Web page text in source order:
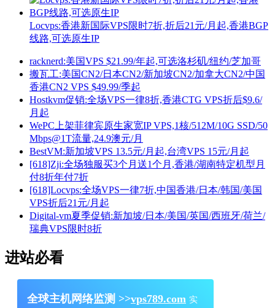
Locvps:香港新国际VPS限时7折,折后21元/月起,香港BGP
线路,可选原生IP
racknerd:美国VPS $21.99/年起,可选洛杉矶/纽约/芝加哥
搬瓦工:美国CN2/日本CN2/新加坡CN2/加拿大CN2/中国
香港CN2 VPS $49.99/季起
Hostkvm促销:全场VPS一律8折,香港CTG VPS折后$9.6/
月起
WePC上架菲律宾原生家宽IP VPS,1核/512M/10G SSD/50
Mbps@1T流量,24.9澳元/月
BestVM:新加坡VPS 13.5元/月起,台湾VPS 15元/月起
[618]Zji:全场独服买3个月送1个月,香港/湖南特定机型月
付8折年付7折
[618]Locvps:全场VPS一律7折,中国香港/日本/韩国/美国
VPS折后21元/月起
Digital-vm夏季促销:新加坡/日本/美国/英国/西班牙/荷兰/
瑞典VPS限时8折
进站必看
全球主机网络监测 >>vps789.com 实